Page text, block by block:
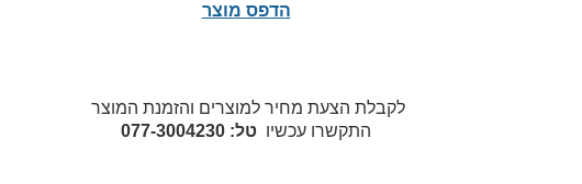
הדפס מוצר
לקבלת הצעת מחיר למוצרים והזמנת המוצר
התקשרו עכשיו טל: 077-3004230